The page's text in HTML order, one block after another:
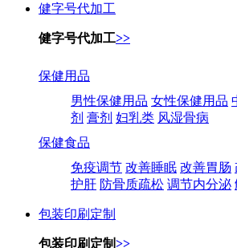
健字号代加工
健字号代加工>>
保健用品
男性保健用品 女性保健用品
剂 膏剂 妇乳类 风湿骨病
保健食品
免疫调节 改善睡眠 改善胃肠
护肝 防骨质疏松 调节内分泌
包装印刷定制
包装印刷定制>>